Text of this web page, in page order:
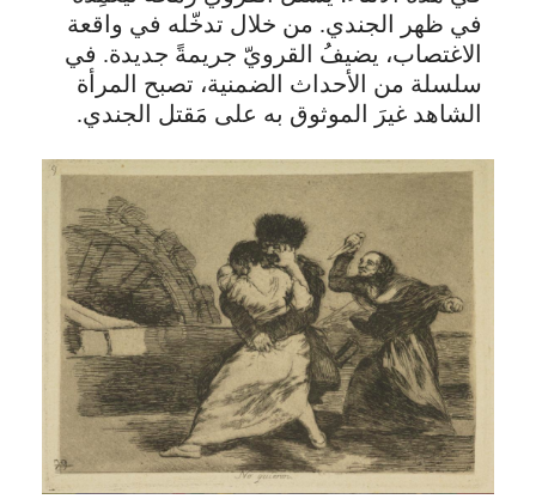
في ظهر الجندي. من خلال تدخّله في واقعة
الاغتصاب، يضيفُ القرويّ جريمةً جديدة. في
سلسلة من الأحداث الضمنية، تصبح المرأة
الشاهد غيرَ الموثوق به على مَقتل الجندي.